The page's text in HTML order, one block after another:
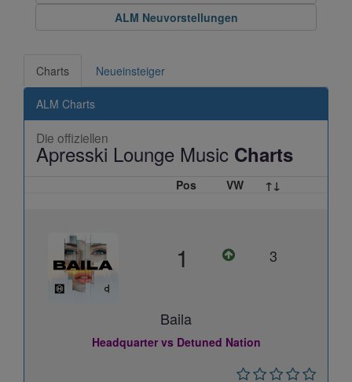
ALM Neuvorstellungen
Charts Neueinsteiger
ALM Charts
Die offiziellen
Apresski Lounge Music Charts
Pos VW ↑↓
1 3
Baila
Headquarter vs Detuned Nation